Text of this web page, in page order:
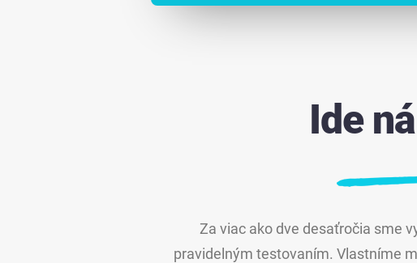
Ide
Za viac ako dve desaťročia sme
pravidelným testovaním. Vlastníme